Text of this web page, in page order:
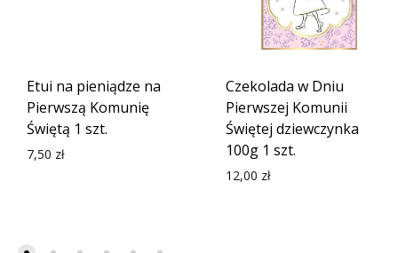
Etui na pieniądze na
Pierwszą Komunię
Świętą 1 szt.
7,50 zł
Czekolada w Dniu
Pierwszej Komunii
Świętej dziewczynka
100g 1 szt.
12,00 zł